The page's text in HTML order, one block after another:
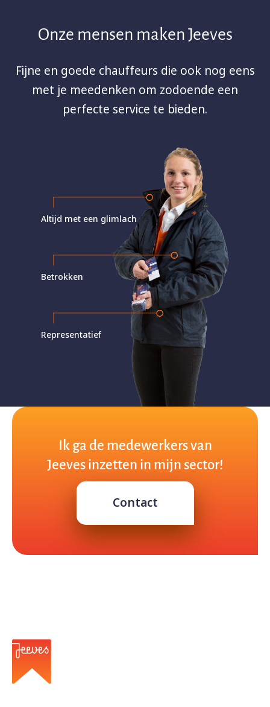
Onze mensen maken Jeeves
Fijne en goede chauffeurs die ook nog eens
met je meedenken om zodoende een
perfecte service te bieden.
Altijd met een glimlach
Betrokken
Representatief
Ik ga de medewerkers van
Jeeves inzetten in mijn sector!
Contact